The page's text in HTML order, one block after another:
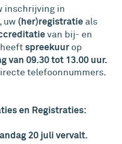
inschrijving in
, uw (her)registratie als
van bij- en
spreekuur op
van 09.30 tot 13.00 uur.
telefoonnummers.
en Registraties:
20 juli vervalt.